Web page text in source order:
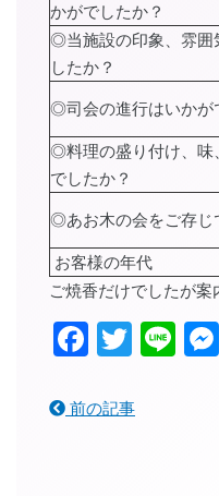
かがでしたか？
◎当施設の印象、雰囲
したか？
◎司会の進行はいかが
◎料理の盛り付け、味
でしたか？
◎あお木の会をご存じ
お客様の年代
ご焼香だけでしたが案
前の記事